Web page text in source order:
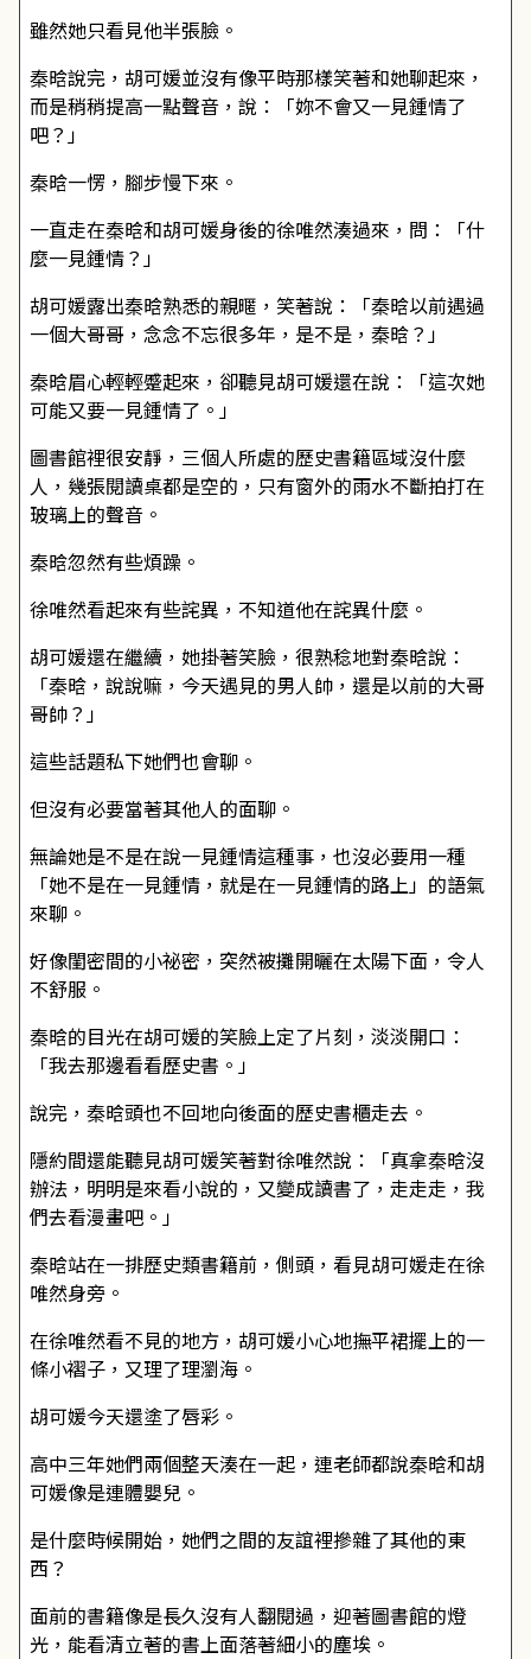
雖然她只看見他半張臉。
秦晗說完，胡可媛並沒有像平時那樣笑著和她聊起來，
而是稍稍提高一點聲音，說：「妳不會又一見鍾情了
吧？」
秦晗一愣，腳步慢下來。
一直走在秦晗和胡可媛身後的徐唯然湊過來，問：「什
麼一見鍾情？」
胡可媛露出秦晗熟悉的親暱，笑著說：「秦晗以前遇過
一個大哥哥，念念不忘很多年，是不是，秦晗？」
秦晗眉心輕輕蹙起來，卻聽見胡可媛還在說：「這次她
可能又要一見鍾情了。」
圖書館裡很安靜，三個人所處的歷史書籍區域沒什麼
人，幾張閱讀桌都是空的，只有窗外的雨水不斷拍打在
玻璃上的聲音。
秦晗忽然有些煩躁。
徐唯然看起來有些詫異，不知道他在詫異什麼。
胡可媛還在繼續，她掛著笑臉，很熟稔地對秦晗說：
「秦晗，說說嘛，今天遇見的男人帥，還是以前的大哥
哥帥？」
這些話題私下她們也會聊。
但沒有必要當著其他人的面聊。
無論她是不是在說一見鍾情這種事，也沒必要用一種
「她不是在一見鍾情，就是在一見鍾情的路上」的語氣
來聊。
好像閨密間的小祕密，突然被攤開曬在太陽下面，令人
不舒服。
秦晗的目光在胡可媛的笑臉上定了片刻，淡淡開口：
「我去那邊看看歷史書。」
說完，秦晗頭也不回地向後面的歷史書櫃走去。
隱約間還能聽見胡可媛笑著對徐唯然說：「真拿秦晗沒
辦法，明明是來看小說的，又變成讀書了，走走走，我
們去看漫畫吧。」
秦晗站在一排歷史類書籍前，側頭，看見胡可媛走在徐
唯然身旁。
在徐唯然看不見的地方，胡可媛小心地撫平裙擺上的一
條小褶子，又理了理瀏海。
胡可媛今天還塗了唇彩。
高中三年她們兩個整天湊在一起，連老師都說秦晗和胡
可媛像是連體嬰兒。
是什麼時候開始，她們之間的友誼裡摻雜了其他的東
西？
面前的書籍像是長久沒有人翻閱過，迎著圖書館的燈
光，能看清立著的書上面落著細小的塵埃。